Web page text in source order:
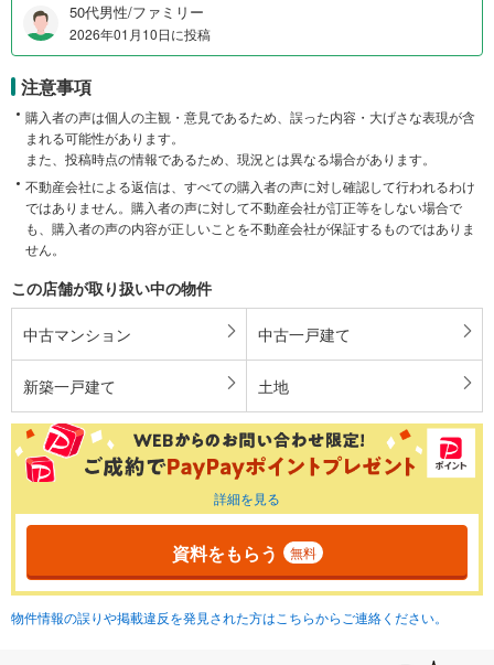
50代男性/ファミリー
2026年01月10日に投稿
注意事項
購入者の声は個人の主観・意見であるため、誤った内容・大げさな表現が含
まれる可能性があります。
また、投稿時点の情報であるため、現況とは異なる場合があります。
不動産会社による返信は、すべての購入者の声に対し確認して行われるわけ
ではありません。購入者の声に対して不動産会社が訂正等をしない場合で
も、購入者の声の内容が正しいことを不動産会社が保証するものではありま
せん。
この店舗が取り扱い中の物件
中古マンション 中古一戸建て
新築一戸建て 土地
詳細を見る
資料をもらう 無料
物件情報の誤りや掲載違反を発見された方はこちらからご連絡ください。